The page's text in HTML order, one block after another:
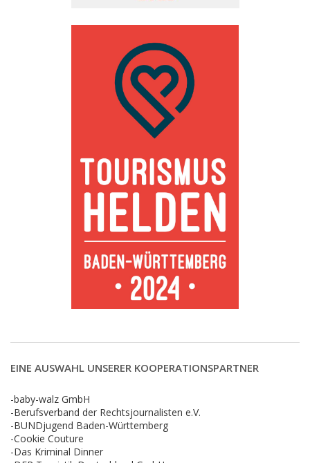
EINE AUSWAHL UNSERER KOOPERATIONSPARTNER
-baby-walz GmbH
-Berufsverband der Rechtsjournalisten e.V.
-BUNDjugend Baden-Württemberg
-Cookie Couture
-Das Kriminal Dinner